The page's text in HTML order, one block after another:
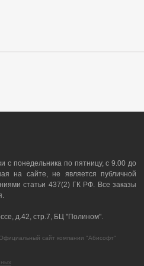
с понедельника по пятницу, с 9.00 до
на сайте, не является публичной
статьи 437(2) ГК РФ. Все заказы
д.42, стр.7, БЦ "Полином".
сайт компании "Абисофт"